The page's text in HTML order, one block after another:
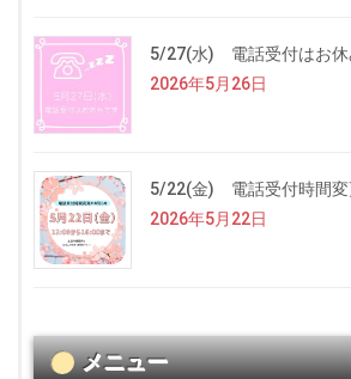
5/27(水) 電話受付はお休
2026年5月26日
5/22(金) 電話受付時間変
2026年5月22日
メニュー